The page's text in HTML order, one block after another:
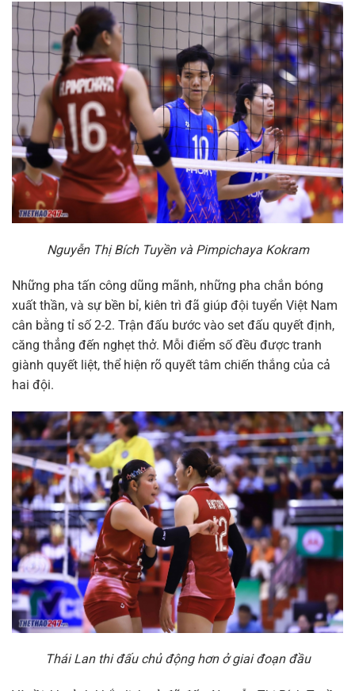
Nguyễn Thị Bích Tuyền và Pimpichaya Kokram
Những pha tấn công dũng mãnh, những pha chắn bóng
xuất thần, và sự bền bỉ, kiên trì đã giúp đội tuyển Việt Nam
cân bằng tỉ số 2-2. Trận đấu bước vào set đấu quyết định,
căng thẳng đến nghẹt thở. Mỗi điểm số đều được tranh
giành quyết liệt, thể hiện rõ quyết tâm chiến thắng của cả
hai đội.
Thái Lan thi đấu chủ động hơn ở giai đoạn đầu